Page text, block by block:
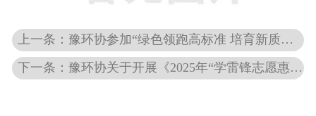
关于协会
联系我们 上一条：豫环协参加“绿色领跑高标准 培育新质生产力”暨绿色建筑运营行业领跑者启动大会
下一条：豫环协关于开展《2025年“学雷锋志愿惠民生”活动指导意见》的通知